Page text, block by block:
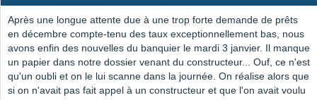
Après une longue attente due à une trop forte demande de prêts
en décembre compte-tenu des taux exceptionnellement bas, nous
avons enfin des nouvelles du banquier le mardi 3 janvier. Il manque
un papier dans notre dossier venant du constructeur... Ouf, ce n'est
qu'un oubli et on le lui scanne dans la journée. On réalise alors que
si on n'avait pas fait appel à un constructeur et que l'on avait voulu